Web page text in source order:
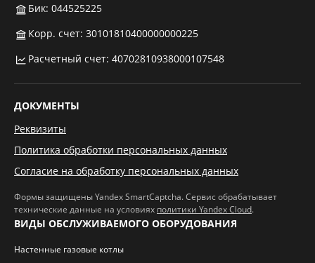
Бик: 044525225
Корр. счет: 30101810400000000225
Расчетный счет: 40702810938000107548
ДОКУМЕНТЫ
Реквизиты
Политика обработки персональных данных
Согласие на обработку персональных данных
Формы защищены Yandex SmartCaptcha. Сервис обрабатывает
технические данные на условиях политики Yandex Cloud.
ВИДЫ ОБСЛУЖИВАЕМОГО ОБОРУДОВАНИЯ
Настенные газовые котлы